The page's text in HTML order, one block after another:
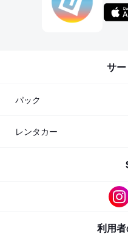
サ
パック
レンタカー
利用